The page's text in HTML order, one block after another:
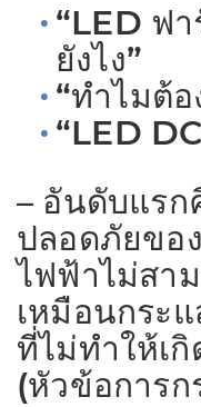
“LED ฟ
ยังไง”
“ทำไมต้อ
“LED
– อันดับแรก
ปลอดภัยขอ
ไฟฟ้าไม่สา
เหมือนกระ
ที่ไม่ทำให้เ
(หัวข้อการก